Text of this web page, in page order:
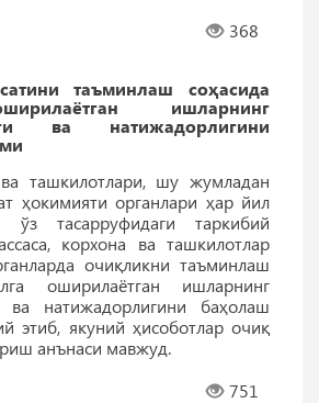
368
таъминлаш соҳасида
ишларнинг
ва натижадорлигини
ташкилотлари, шу жумладан
ҳокимияти органлари ҳар йил
ўз тасарруфидаги таркибий
корхона ва ташкилотлар
очиқликни таъминлаш
оширилаётган ишларнинг
ва натижадорлигини баҳолаш
этиб, якуний ҳисоботлар очиқ
анънаси мавжуд.
751